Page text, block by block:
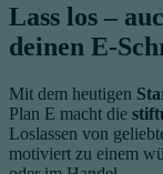
Lass los –
deinen E-
Mit dem heutigen
Plan E macht die
Loslassen von
motiviert zu einem